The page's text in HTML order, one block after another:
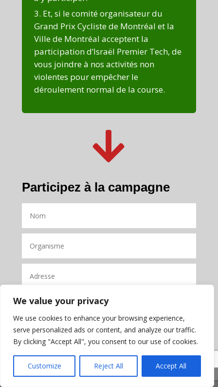
We value your privacy
We use cookies to enhance your browsing experience,
serve personalized ads or content, and analyze our traffic.
By clicking "Accept All", you consent to our use of cookies.
Customize Reject All Accept All
Et, si le comité organisateur du
Grand Prix Cycliste de Montréal et la
Ville de Montréal acceptent la
participation d’Israël Premier Tech, de
vous joindre à nos activités non
violentes pour empêcher le
déroulement normal de la course.

Participez à la campagne
Share This